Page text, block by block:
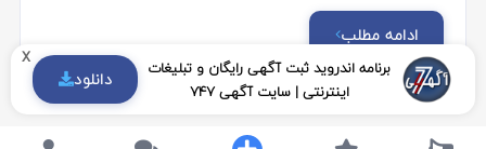
ادامه مطلب
x
برنامه اندروید ثبت آگهی رایگان و تبلیغات
اینترنتی | سایت آگهی 747
دانلود